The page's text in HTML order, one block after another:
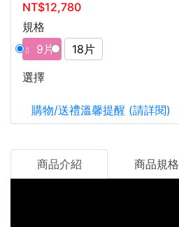
NT$12,780
規格
9片
18片
選擇
購物/送禮溫馨提醒 (請詳閱)
商品介紹 商品規格